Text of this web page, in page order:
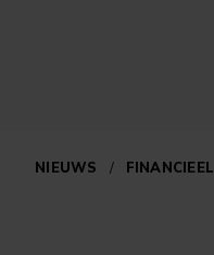
NIEUWS / FINANCIEEL